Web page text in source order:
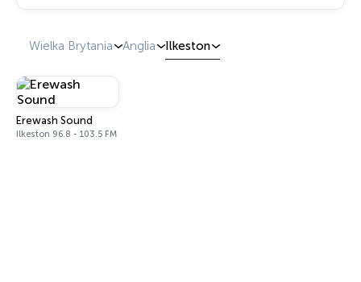
Wielka Brytania Anglia Ilkeston
Erewash Sound
Ilkeston 96.8 - 103.5 FM